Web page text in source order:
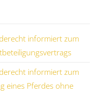
informiert zum
informiert zum
eines Pferdes ohne